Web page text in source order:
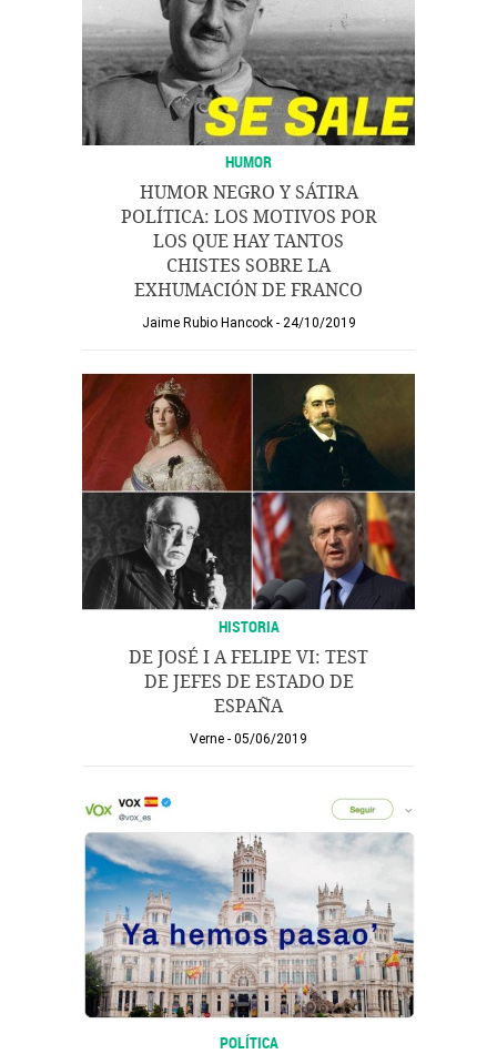
HUMOR
HUMOR NEGRO Y SÁTIRA
POLÍTICA: LOS MOTIVOS POR
LOS QUE HAY TANTOS
CHISTES SOBRE LA
EXHUMACIÓN DE FRANCO
Jaime Rubio Hancock 24/10/2019
HISTORIA
DE JOSÉ I A FELIPE VI: TEST
DE JEFES DE ESTADO DE
ESPAÑA
Verne 05/06/2019
POLÍTICA